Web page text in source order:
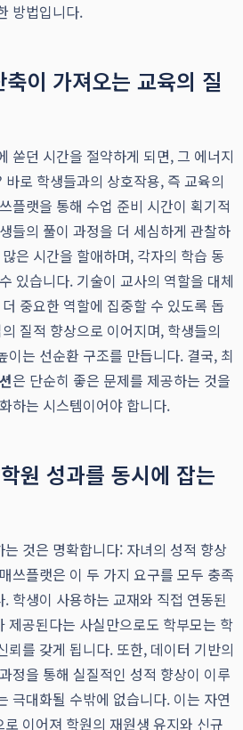
방법입니다.
이 가져오는 교육의 질
쏟던 시간을 절약하게 되면, 그 에너지
로 학생들과의 상호작용, 즉 교육의
플랫을 통해 수업 준비 시간이 획기적
들의 풀이 과정을 더 세심하게 관찰하
은 시간을 할애하며, 각자의 학습 동
있습니다. 기술이 교사의 역할을 대체
중요한 역할에 집중할 수 있도록 돕
질적 향상으로 이어지며, 학생들의
이는 선순환 구조를 만듭니다. 결국, 최
은 단순히 좋은 문제를 제공하는 것을
하는 시스템이어야 합니다.
원 성과를 동시에 잡는
것은 명확합니다: 자녀의 성적 향상
쓰플랫은 이 두 가지 요구를 모두 충족
학생이 사용하는 교재와 직접 연동된
제공된다는 사실만으로도 학부모는 학
뢰를 갖게 됩니다. 또한, 데이터 기반의
정을 통해 실질적인 성적 향상이 이루
극대화될 수밖에 없습니다. 이는 자연
이어져 학원의 재원생 유지와 신규